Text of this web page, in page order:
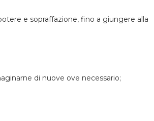
e sopraffazione, fino a giungere alla
di nuove ove necessario;